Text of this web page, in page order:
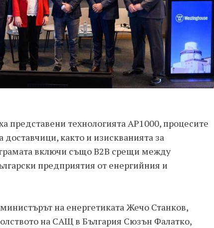
представени технологията AP1000, процесите
както и изискванията за
включи също B2B срещи между
предприятия от енергийния и
на енергетиката Жечо Станков,
на САЩ в България Сюзън Фалатко,